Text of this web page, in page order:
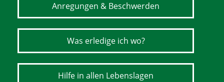
Anregungen & Beschwerden
Was erledige ich wo?
Hilfe in allen Lebenslagen